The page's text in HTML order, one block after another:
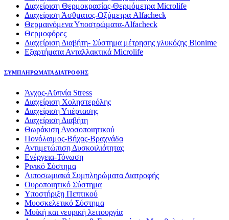
Διαχείριση Θερμοκρασίας-Θερμόμετρα Microlife
Διαχείριση Άσθματος-Οξύμετρα Alfacheck
Θερμαινόμενα Υποστρώματα-Alfacheck
Θερμοφόρες
Διαχείριση Διαβήτη- Σύστημα μέτρησης γλυκόζης Bionime
Εξαρτήματα Ανταλλακτικά Microlife
ΣΥΜΠΛΗΡΩΜΑΤΑ ΔΙΑΤΡΟΦΗΣ
Άγχος-Αϋπνία Stress
Διαχείριση Χοληστερόλης
Διαχείριση Υπέρτασης
Διαχείριση Διαβήτη
Θωράκιση Ανοσοποιητικού
Πονόλαιμος-Βήχας-Βραχνάδα
Αντιμετώπιση Δυσκοιλιότητας
Eνέργεια-Τόνωση
Ρινικό Σύστημα
Λιποσωμιακά Συμπληρώματα Διατροφής
Ουροποιητικό Σύστημα
Υποστήριξη Πεπτικού
Μυοσκελετικό Σύστημα
Μυϊκή και νευρική λειτουργία